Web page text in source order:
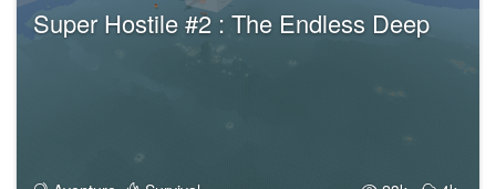
Super Hostile #2 : The Endless Deep